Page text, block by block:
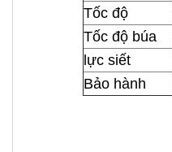
Tốc độ
Tốc độ búa
lực siết
Bảo hành